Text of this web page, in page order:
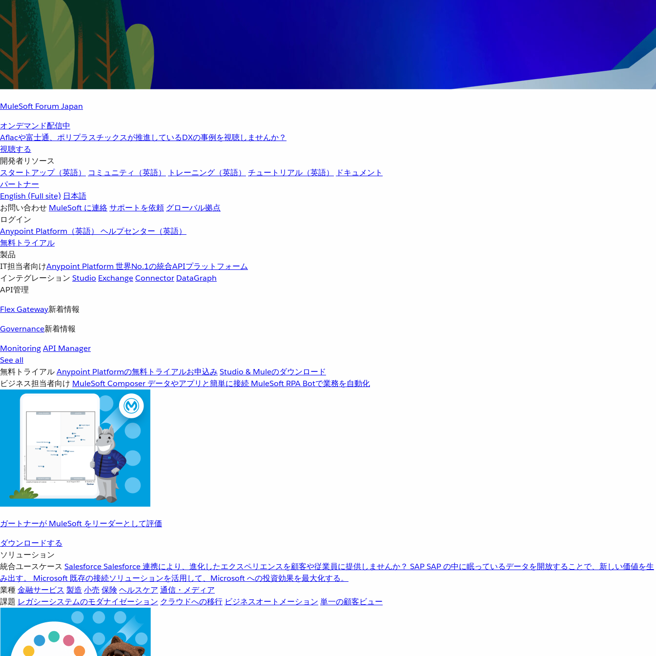
MuleSoft Forum Japan
オンデマンド配信中
Aflacや富士通、ポリプラスチックスが推進しているDXの事例を視聴しませんか？
視聴する
開発者リソース
スタートアップ（英語）
コミュニティ（英語） トレーニング（英語） チュートリアル（英語）
ドキュメント
パートナー
English (Full site) 日本語
お問い合わせ MuleSoft に連絡サポートを依頼 グローバル拠点
ログイン
Anypoint Platform（英語） ヘルプセンター（英語）
無料トライアル
製品
IT担当者向けAnypoint Platform 世界No.1の統合APIプラットフォーム
インテグレーション Studio ExchangeConnector DataGraph
API管理
Flex Gateway新着情報
Governance新着情報
MonitoringAPI Manager
See all
無料トライアルAnypoint Platformの無料トライアルお申込み Studio & Muleのダウンロード
ビジネス担当者向け MuleSoft Composer データやアプリと簡単に接続 MuleSoft RPA Botで業務を自動化
ガートナーが MuleSoft をリーダーとして評価
ダウンロードする
ソリューション
統合ユースケース SalesforceSalesforce 連携により、進化したエクスペリエンスを顧客や従業員に提供しませんか？ SAPSAP の中に眠っているデータを開放することで、新しい価値を生
み出す。
Microsoft 既存の接続ソリューションを活用して、Microsoft への投資効果を最大化する。
業種金融サービス 製造 小売 保険 ヘルスケア 通信・メディア
課題 レガシーシステムのモダナイゼーション クラウドへの移行 ビジネスオートメーション 単一の顧客ビュー